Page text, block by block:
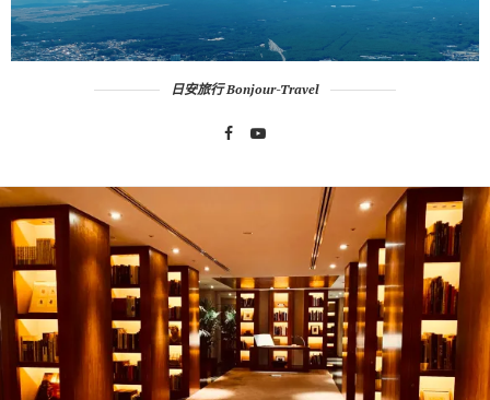
日安旅行 Bonjour-Travel